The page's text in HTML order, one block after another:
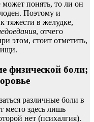
может понять, то ли он
Поэтому и
тяжести в желудке,
, отчего
этом, стоит отметить,
физической боли;
различные боли в
место здесь лишь
нет (психалгия).